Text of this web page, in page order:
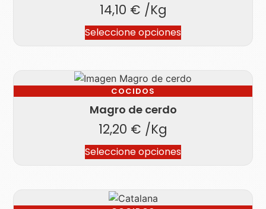
14,10 € /Kg
Seleccione opciones
COCIDOS
Magro de cerdo
12,20 € /Kg
Seleccione opciones